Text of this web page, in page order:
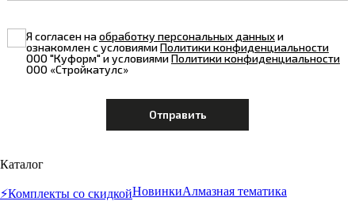
Я согласен наобработку персональных данныхи
ознакомлен с условиямиПолитики конфиденциальности
ООО "Куформ" и условиямиПолитики конфиденциальности
ООО «Стройкатулс»
Каталог
⚡️Комплекты со скидкойНовинкиАлмазная тематика